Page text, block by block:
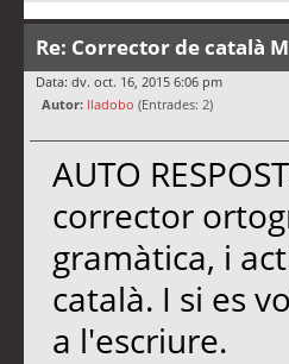
Re: Corrector de català
Data: dv. oct. 16, 2015 6:06 pm
Autor: lladobo (Entrades: 2)
AUTO
corrector
gramàtica, i
català. I si es
a l'escriure.